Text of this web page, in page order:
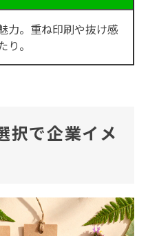
力。重ね印刷や抜け感
。
択で企業イメ